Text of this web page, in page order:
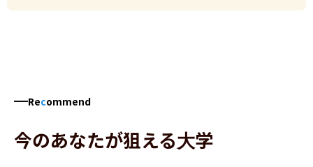
Recommend
今のあなたが狙える大学